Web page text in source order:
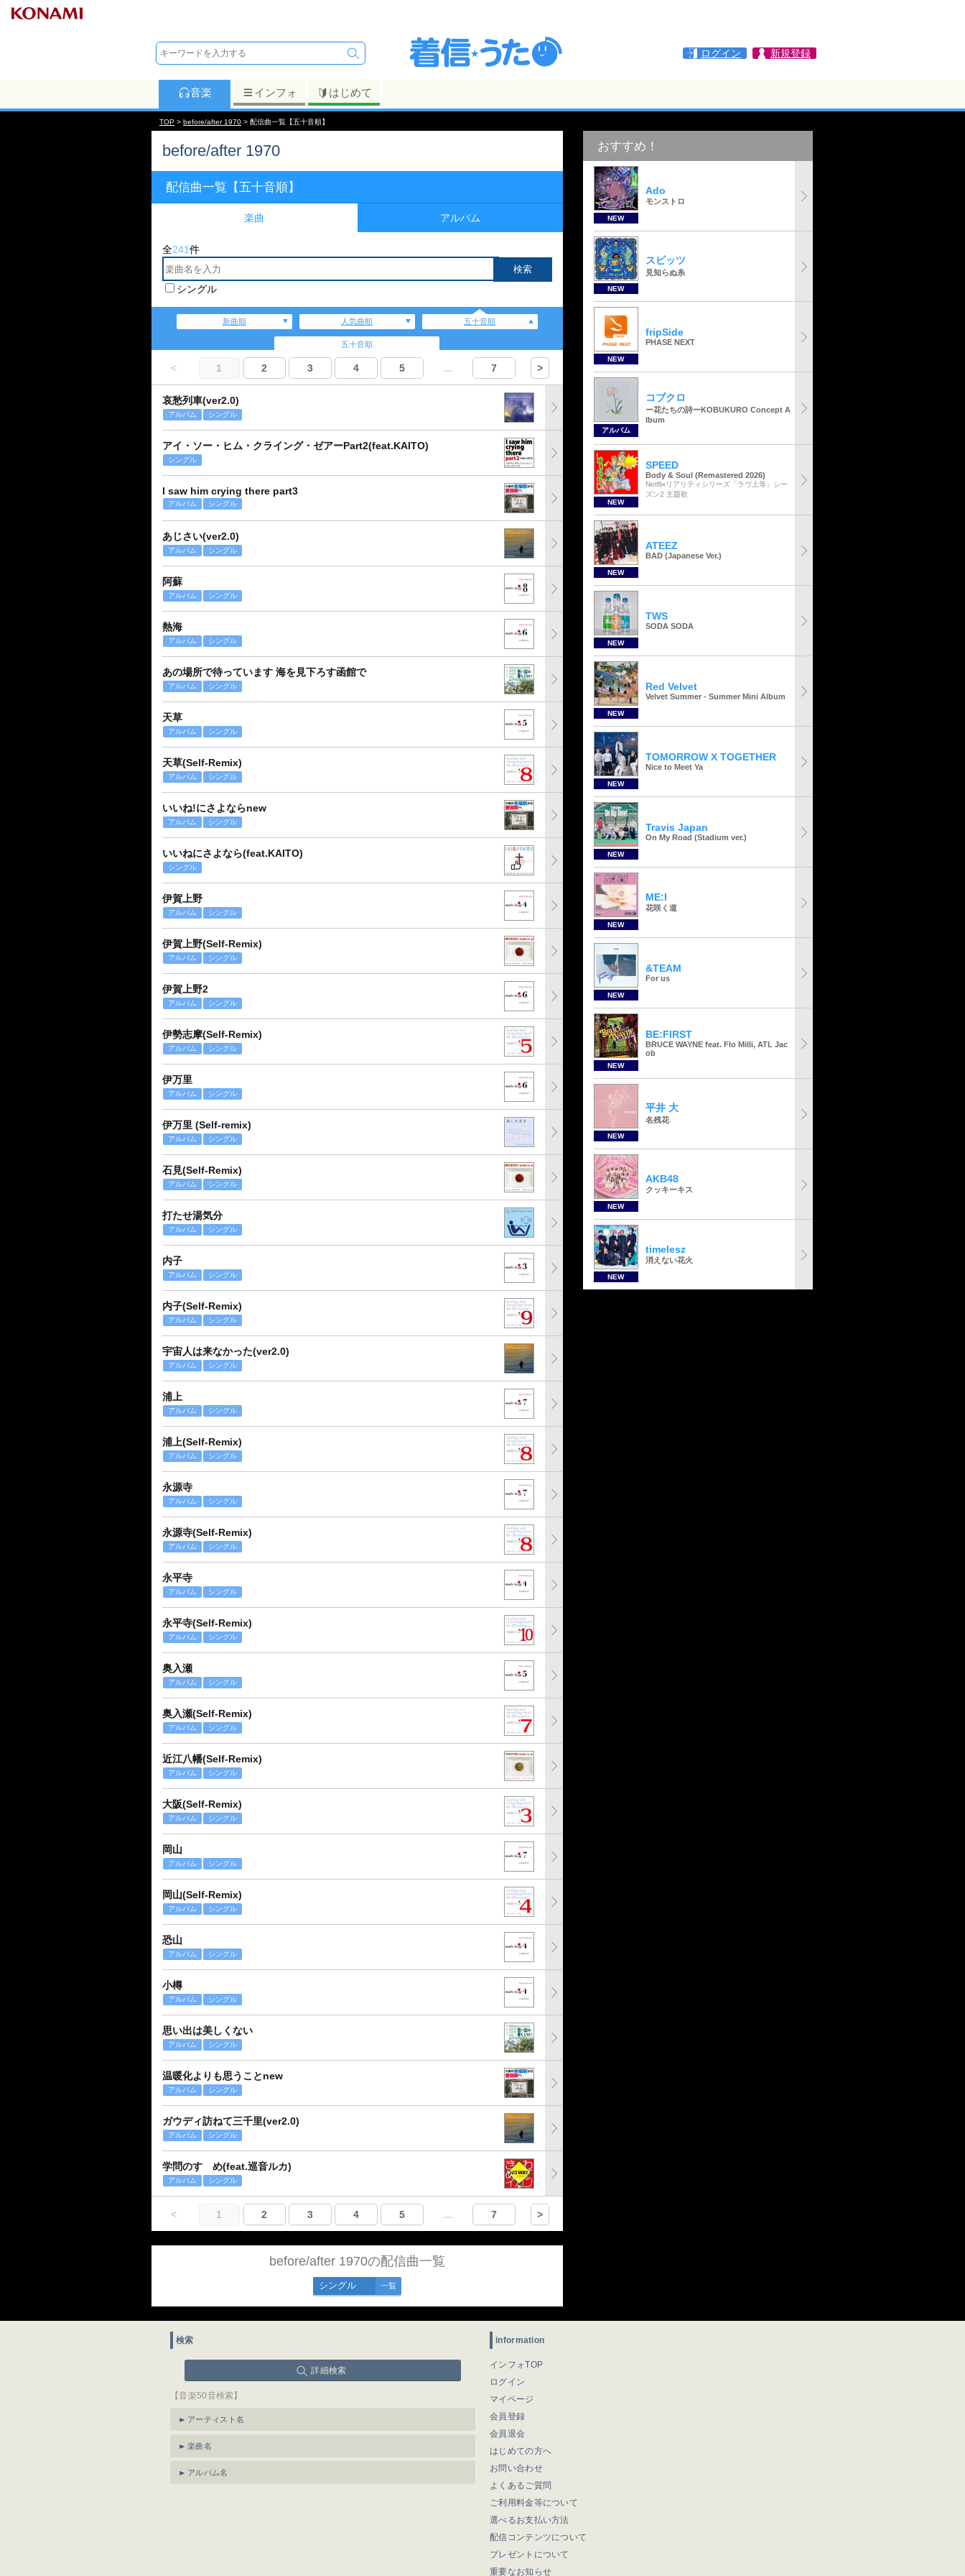
ログイン 新規登録
音楽 インフォ はじめて
TOP > before/after 1970 > 配信曲一覧【五十音順】
before/after 1970
配信曲一覧【五十音順】
楽曲 アルバム
全241件
シングル
新曲順 人気曲順 五十音順
五十音順
< 1 2 3 4 5 ... 7 >
哀愁列車(ver2.0)
アルバム シングル
アイ・ソー・ヒム・クライング・ゼアーPart2(feat.KAITO)
シングル
I saw him crying there part3
アルバム シングル
あじさい(ver2.0)
アルバム シングル
阿蘇
アルバム シングル
熱海
アルバム シングル
あの場所で待っています 海を見下ろす函館で
アルバム シングル
天草
アルバム シングル
天草(Self-Remix)
アルバム シングル
いいね!にさよならnew
アルバム シングル
いいねにさよなら(feat.KAITO)
シングル
伊賀上野
アルバム シングル
伊賀上野(Self-Remix)
アルバム シングル
伊賀上野2
アルバム シングル
伊勢志摩(Self-Remix)
アルバム シングル
伊万里
アルバム シングル
伊万里 (Self-remix)
アルバム シングル
石見(Self-Remix)
アルバム シングル
打たせ湯気分
アルバム シングル
内子
アルバム シングル
内子(Self-Remix)
アルバム シングル
宇宙人は来なかった(ver2.0)
アルバム シングル
浦上
アルバム シングル
浦上(Self-Remix)
アルバム シングル
永源寺
アルバム シングル
永源寺(Self-Remix)
アルバム シングル
永平寺
アルバム シングル
永平寺(Self-Remix)
アルバム シングル
奥入瀬
アルバム シングル
奥入瀬(Self-Remix)
アルバム シングル
近江八幡(Self-Remix)
アルバム シングル
大阪(Self-Remix)
アルバム シングル
岡山
アルバム シングル
岡山(Self-Remix)
アルバム シングル
恐山
アルバム シングル
小樽
アルバム シングル
思い出は美しくない
アルバム シングル
温暖化よりも思うことnew
アルバム シングル
ガウディ訪ねて三千里(ver2.0)
アルバム シングル
学問のすゝめ(feat.巡音ルカ)
アルバム シングル
< 1 2 3 4 5 ... 7 >
before/after 1970の配信曲一覧
シングル 一覧
おすすめ！
NEW
Ado
モンストロ
NEW
スピッツ
見知らぬ糸
NEW
fripSide
PHASE NEXT
アルバム
コブクロ
ー花たちの詩ーKOBUKURO Concept A
lbum
NEW
SPEED
Body & Soul (Remastered 2026)
Netflixリアリティシリーズ「ラヴ上等」シー
ズン2 主題歌
NEW
ATEEZ
BAD (Japanese Ver.)
NEW
TWS
SODA SODA
NEW
Red Velvet
Velvet Summer - Summer Mini Album
NEW
TOMORROW X TOGETHER
Nice to Meet Ya
NEW
Travis Japan
On My Road (Stadium ver.)
NEW
ME:I
花咲く道
NEW
&TEAM
For us
NEW
BE:FIRST
BRUCE WAYNE feat. Flo Milli, ATL Jac
ob
NEW
平井 大
名残花
NEW
AKB48
クッキーキス
NEW
timelesz
消えない花火
検索
詳細検索
【音楽50音検索】
アーティスト名
楽曲名
アルバム名
information
インフォTOP
ログイン
マイページ
会員登録
会員退会
はじめての方へ
お問い合わせ
よくあるご質問
ご利用料金等について
選べるお支払い方法
配信コンテンツについて
プレゼントについて
重要なお知らせ